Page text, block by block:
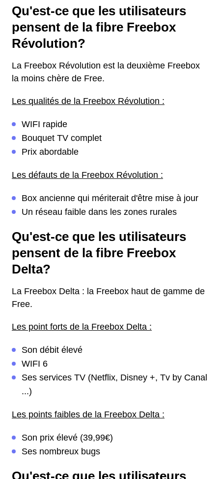
Qu'est-ce que les utilisateurs
pensent de la fibre Freebox
Révolution?
La Freebox Révolution est la deuxième Freebox
la moins chère de Free.
Les qualités de la Freebox Révolution :
WIFI rapide
Bouquet TV complet
Prix abordable
Les défauts de la Freebox Révolution :
Box ancienne qui mériterait d'être mise à jour
Un réseau faible dans les zones rurales
Qu'est-ce que les utilisateurs
pensent de la fibre Freebox
Delta?
La Freebox Delta : la Freebox haut de gamme de
Free.
Les point forts de la Freebox Delta :
Son débit élevé
WIFI 6
Ses services TV (Netflix, Disney +, Tv by Canal
...)
Les points faibles de la Freebox Delta :
Son prix élevé (39,99€)
Ses nombreux bugs
Qu'est-ce que les utilisateurs